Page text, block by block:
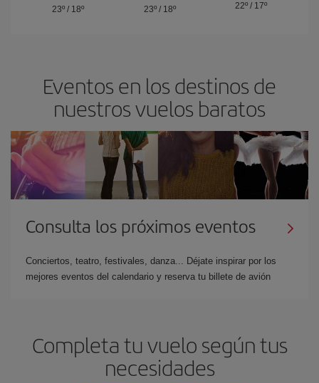
23º/ 18º
23º/ 18º
22º / 17º
Eventos en los destinos de
nuestros vuelos baratos
Consulta los próximos eventos
Conciertos, teatro, festivales, danza... Déjate inspirar por los
mejores eventos del calendario y reserva tu billete de avión
Completa tu vuelo según tus
necesidades